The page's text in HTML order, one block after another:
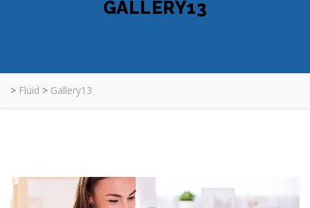
GALLERY13
> Fluid > Gallery13